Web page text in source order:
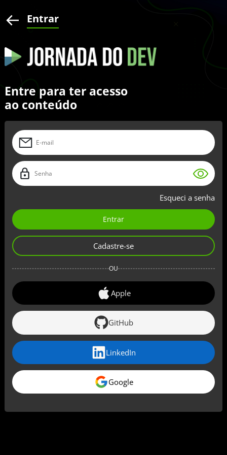
Entrar
Entre para ter acesso
ao conteúdo
Esqueci a senha
Entrar
Cadastre-se
OU
Apple
GitHub
LinkedIn
Google